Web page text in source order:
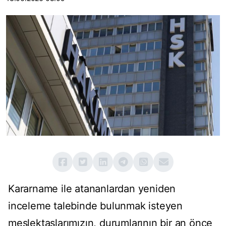
Kararname ile atananlardan yeniden
inceleme talebinde bulunmak isteyen
meslektaşlarımızın, durumlarının bir an önce